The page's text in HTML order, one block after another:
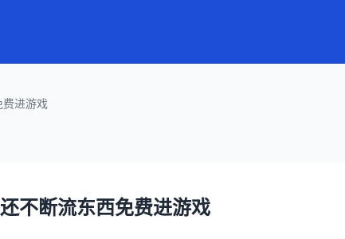
进游戏
不断流东西免费进游戏